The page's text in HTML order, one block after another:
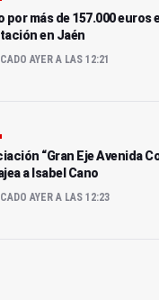
por más de 157.000 euros
en Jaén
AYER A LAS 12:21
“Gran Eje Avenida
a Isabel Cano
AYER A LAS 12:23